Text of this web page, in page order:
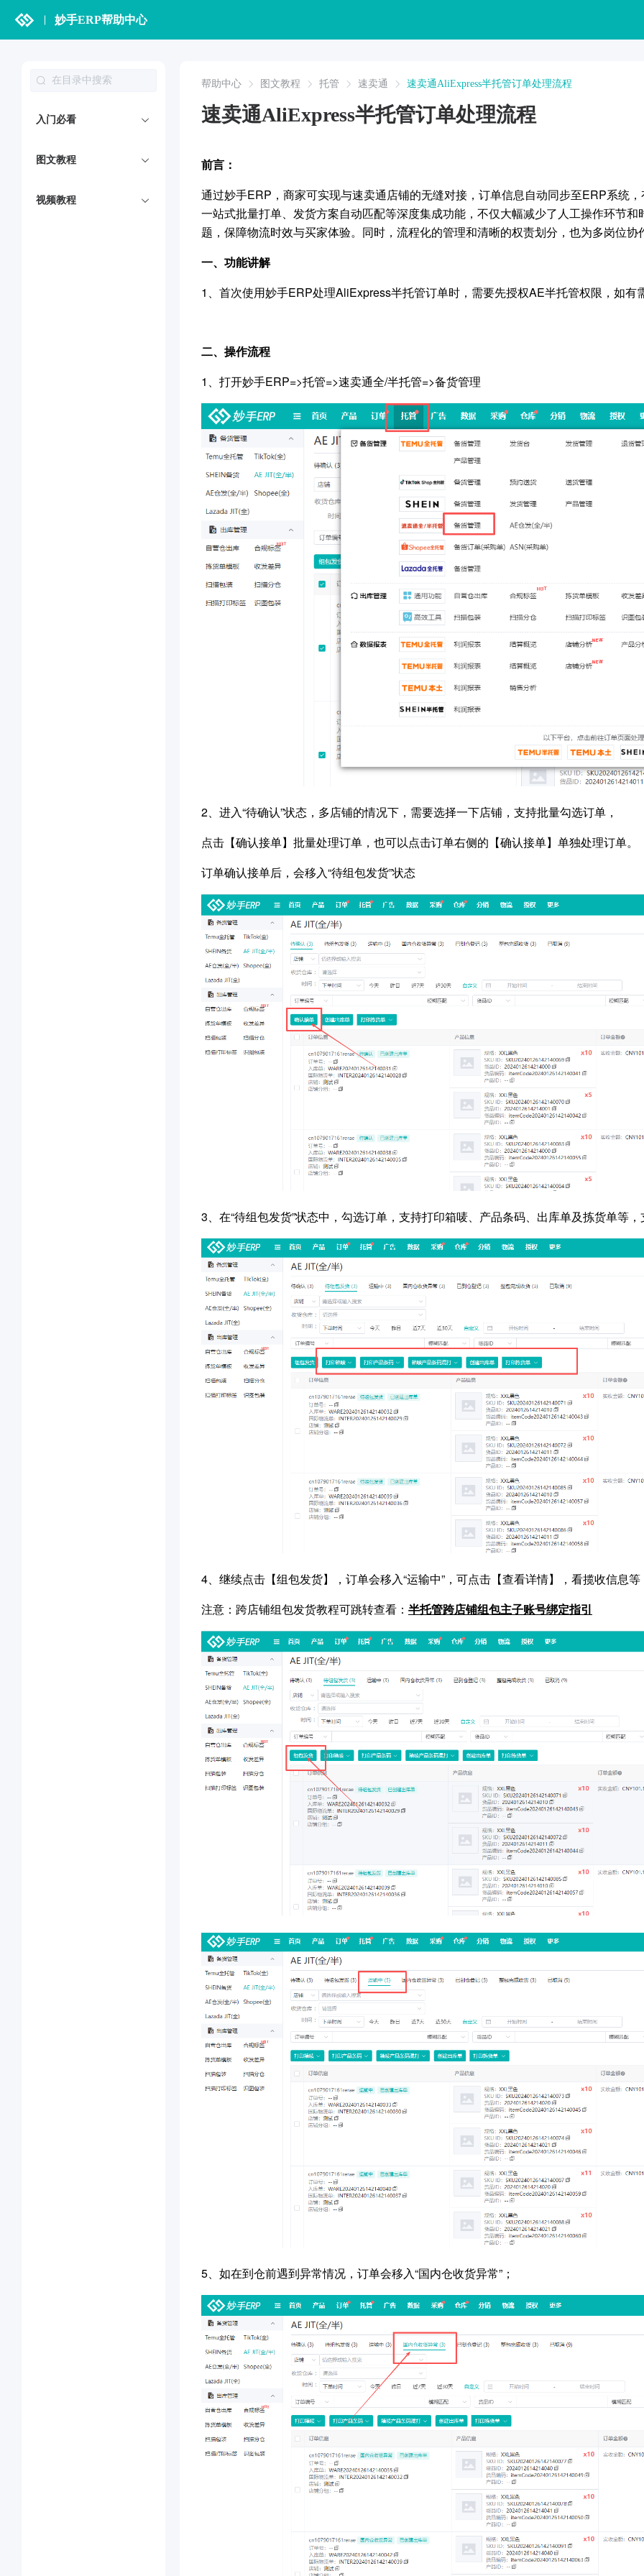
妙手ERP帮助中心
入门必看
图文教程
视频教程
帮助中心 图文教程 托管 速卖通 速卖通AliExpress半托管订单处理流程
速卖通AliExpress半托管订单处理流程
前言：
通过妙手ERP，商家可实现与速卖通店铺的无缝对接，订单信息自动同步至ERP系统
一站式批量打单、发货方案自动匹配等深度集成功能，不仅大幅减少了人工操作环节
题，保障物流时效与买家体验。同时，流程化的管理和清晰的权责划分，也为多岗位
一、 功能讲解
1、首次使用妙手ERP处理AliExpress半托管订单时，需要先授权AE半托管权限，如有
二、 操作流程
1、 打开妙手ERP=>托管=>速卖通全/半托管=>备货管理
2、 进入“待确认”状态，多店铺的情况下，需要选择一下店铺，支持批量勾选订单，
点击【确认接单】批量处理订单，也可以点击订单右侧的【确认接单】单独处理订单。
订单确认接单后，会移入“待组包发货”状态
3、在“待组包发货”状态中，勾选订单，支持打印箱唛、产品条码、出库单及拣货单等
4、继续点击【组包发货】，订单会移入“运输中”，可点击【查看详情】，看揽收信息等
注意：跨店铺组包发货教程可跳转查看： 半托管跨店铺组包主子账号绑定指引
5、 如在到仓前遇到异常情况，订单会移入“国内仓收货异常”；